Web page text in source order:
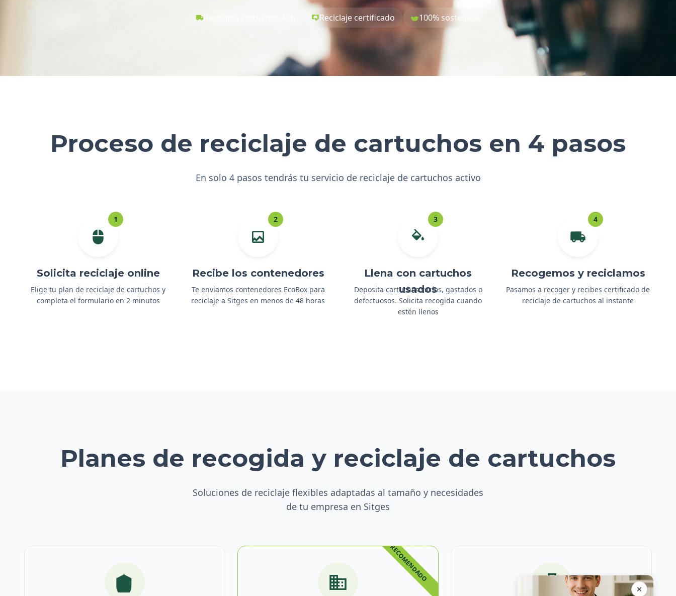
Reciclaje certificado 100% sostenible
Proceso de reciclaje de cartuchos en 4 pasos
En solo 4 pasos tendrás tu servicio de reciclaje de cartuchos activo
1
Solicita reciclaje online
Elige tu plan de reciclaje de cartuchos y
completa el formulario en 2 minutos
2
Recibe los contenedores
Te enviamos contenedores EcoBox para
reciclaje a Sitges en menos de 48 horas
3
Llena con cartuchos
usados
Deposita cartuchos vacíos, gastados o
defectuosos. Solicita recogida cuando
estén llenos
4
Recogemos y reciclamos
Pasamos a recoger y recibes certificado de
reciclaje de cartuchos al instante
Planes de recogida y reciclaje de cartuchos
Soluciones de reciclaje flexibles adaptadas al tamaño y necesidades
de tu empresa en Sitges